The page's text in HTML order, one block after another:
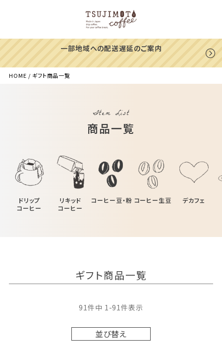
一部地域への配送遅延のご案内
HOME ギフト商品一覧
Item List
商品一覧
ドリップ
コーヒー
リキッド
コーヒー
コーヒー豆・粉 コーヒー生豆 デカフェ
ギフト商品一覧
並び替え
91 件中 1 -91件表示